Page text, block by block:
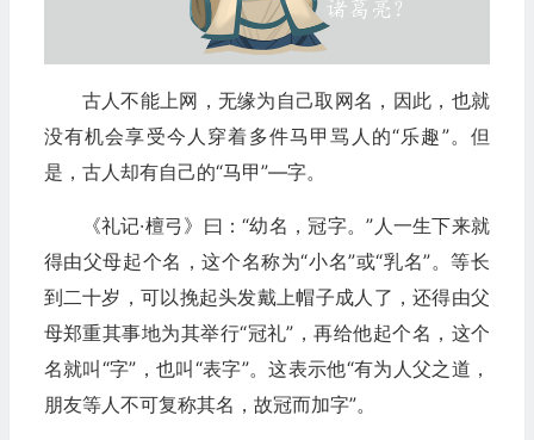
古人不能上网，无缘为自己取网名，因此，也就
没有机会享受今人穿着多件马甲骂人的“乐趣”。但
是，古人却有自己的“马甲”—字。
《礼记·檀弓》曰：“幼名，冠字。”人一生下来就
得由父母起个名，这个名称为“小名”或“乳名”。等长
到二十岁，可以挽起头发戴上帽子成人了，还得由父
母郑重其事地为其举行“冠礼”，再给他起个名，这个
名就叫“字”，也叫“表字”。这表示他“有为人父之道，
朋友等人不可复称其名，故冠而加字”。